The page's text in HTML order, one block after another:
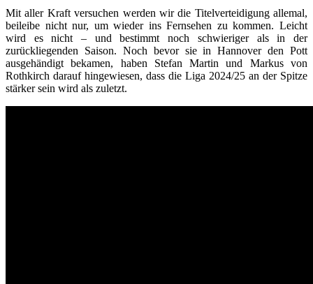
Mit aller Kraft versuchen werden wir die Titelverteidigung allemal,
beileibe nicht nur, um wieder ins Fernsehen zu kommen. Leicht
wird es nicht – und bestimmt noch schwieriger als in der
zurückliegenden Saison. Noch bevor sie in Hannover den Pott
ausgehändigt bekamen, haben Stefan Martin und Markus von
Rothkirch darauf hingewiesen, dass die Liga 2024/25 an der Spitze
stärker sein wird als zuletzt.